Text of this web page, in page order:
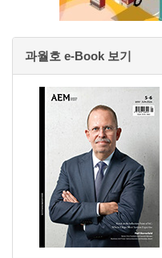
과월호 e-Book 보기